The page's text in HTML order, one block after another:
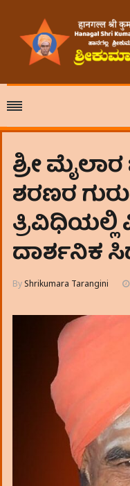
ಶ್ರೀ
ಶರಣರ
ತ್ರಿವಿಧಿಯಲ್ಲಿ
ದಾರ್ಶನಿಕ
By Shrikumara Tarangini